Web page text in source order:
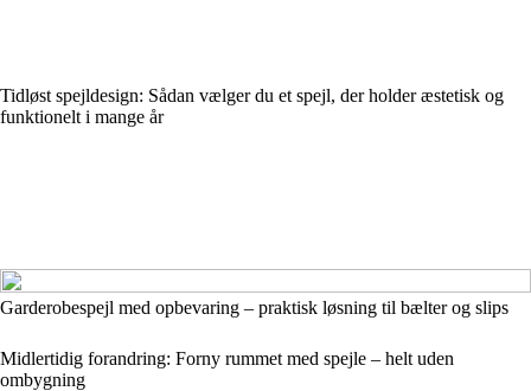
Tidløst spejldesign: Sådan vælger du et spejl, der holder æstetisk og
funktionelt i mange år
Garderobespejl med opbevaring – praktisk løsning til bælter og slips
Midlertidig forandring: Forny rummet med spejle – helt uden
ombygning